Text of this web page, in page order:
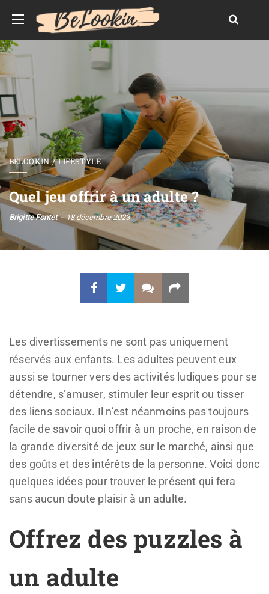
BELOOKIN LIFESTYLE
Quel jeu offrir à un adulte ?
Brigitte Fontet 18 décembre 2023
Les divertissements ne sont pas uniquement
réservés aux enfants. Les adultes peuvent eux
aussi se tourner vers des activités ludiques pour se
détendre, s’amuser, stimuler leur esprit ou tisser
des liens sociaux. Il n’est néanmoins pas toujours
facile de savoir quoi offrir à un proche, en raison de
la grande diversité de jeux sur le marché, ainsi que
des goûts et des intérêts de la personne. Voici donc
quelques idées pour trouver le présent qui fera
sans aucun doute plaisir à un adulte.
Offrez des puzzles à
un adulte